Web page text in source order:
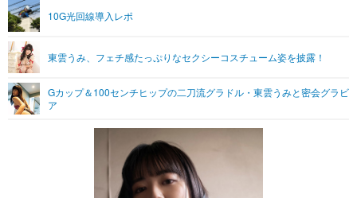
グラビア ブログ
ショッピング その他
ライフTOP
リリース一覧
プッシュ通知の停止方法
10G光回線導入レポ
東雲うみ、フェチ感たっぷりなセクシーコスチューム姿を披露！
Gカップ＆100センチヒップの二刀流グラドル・東雲うみと密会グラビ
ア